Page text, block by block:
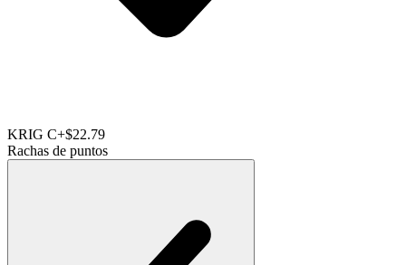
KRIG C+$22.79
Rachas de puntos